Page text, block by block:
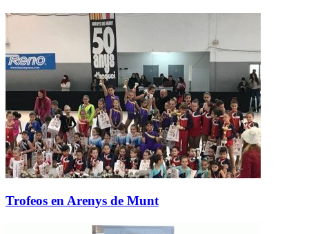
Trofeos en Arenys de Munt